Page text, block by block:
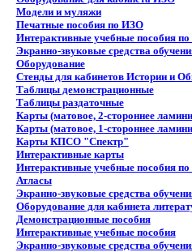
Модели и муляжи
Печатные пособия по ИЗО
Интерактивные учебные пособия
Экранно-звуковые средства
Оборудование
Стенды для кабинетов Истории и
Таблицы демонстрационные
Таблицы раздаточные
Карты (матовое, 2-стороннее
Карты (матовое, 1-стороннее
Карты КПСО "Спектр"
Интерактивные карты
Интерактивные учебные пособия
Атласы
Экранно-звуковые средства
Оборудование для кабинета
Демонстрационные пособия
Интерактивные учебные пособия
Экранно-звуковые средства